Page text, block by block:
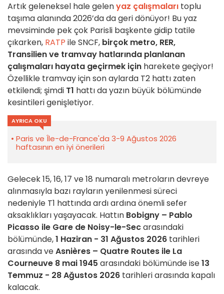
Artık geleneksel hale gelenyaz çalışmaları toplu
taşıma alanında 2026’da da geri dönüyor! Bu yaz
mevsiminde pek çok Parisli başkente gidip tatile
çıkarken, RATP ile SNCF, birçok metro, RER,
Transilien ve tramvay hatlarında planlanan
çalışmaları hayata geçirmek için harekete geçiyor!
Özellikle tramvay için son aylarda T2 hattı zaten
etkilendi; şimdi T1 hattı da yazın büyük bölümünde
kesintileri genişletiyor.
AYRICA OKU
Paris ve Île-de-France'da 3-9 Ağustos 2026
haftasının en iyi önerileri
Gelecek 15, 16, 17 ve 18 numaralı metroların devreye
alınmasıyla bazı rayların yenilenmesi süreci
nedeniyle T1 hattında ardı ardına önemli sefer
aksaklıkları yaşayacak. Hattın Bobigny – Pablo
Picasso ile Gare de Noisy-le-Secarasındaki
bölümünde,1 Haziran - 31 Ağustos 2026 tarihleri
arasında veAsnières – Quatre Routes ile La
Courneuve 8 mai 1945 arasındaki bölümünde ise13
Temmuz - 28 Ağustos 2026 tarihleri arasında kapalı
kalacak.